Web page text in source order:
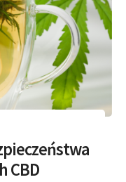
CBD